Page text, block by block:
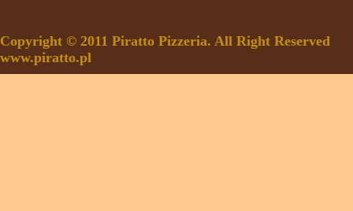
Copyright © 2011 Piratto Pizzeria. All Right Reserved
www.piratto.pl